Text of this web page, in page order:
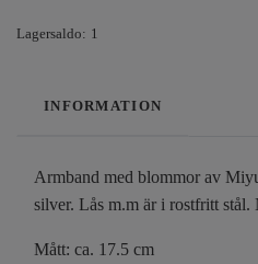
Lagersaldo: 1
INFORMATION
Armband med blommor av
silver. Lås m.m är i rostfritt stål.
Mått: ca. 17.5 cm